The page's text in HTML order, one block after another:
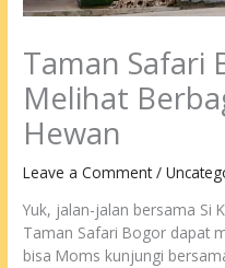
Taman Safari
Melihat
Hewan
Leave a Comment /
Yuk, jalan-jalan bersama Si
Taman Safari Bogor dapat
bisa Moms kunjungi